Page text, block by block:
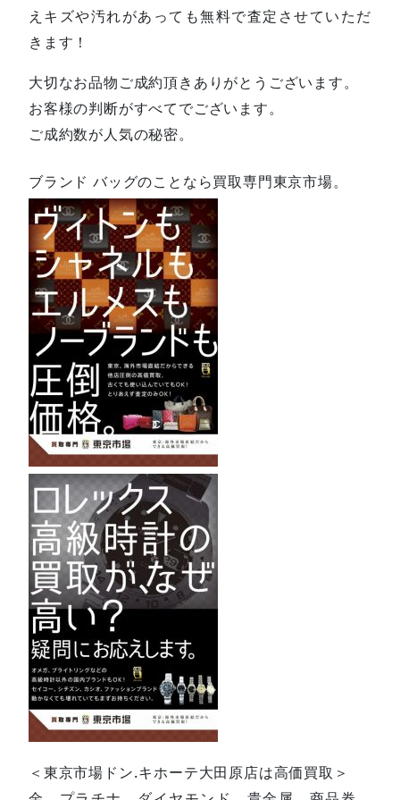
えキズや汚れがあっても無料で査定させていただ
きます！
大切なお品物ご成約頂きありがとうございます。
お客様の判断がすべてでございます。
ご成約数が人気の秘密。
ブランド バッグのことなら買取専門東京市場。
＜東京市場ドン.キホーテ大田原店は高価買取＞